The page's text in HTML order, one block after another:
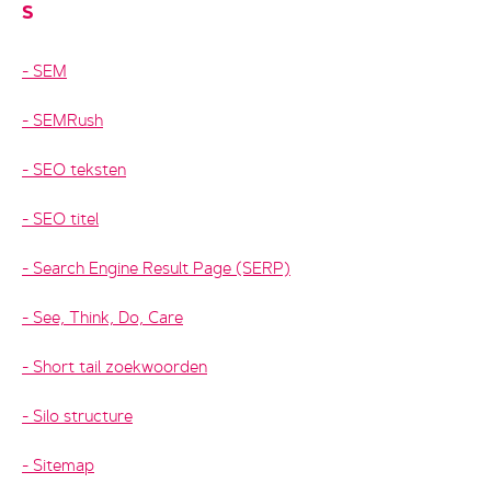
S
SEM
SEMRush
SEO teksten
SEO titel
Search Engine Result Page (SERP)
See, Think, Do, Care
Short tail zoekwoorden
Silo structure
Sitemap